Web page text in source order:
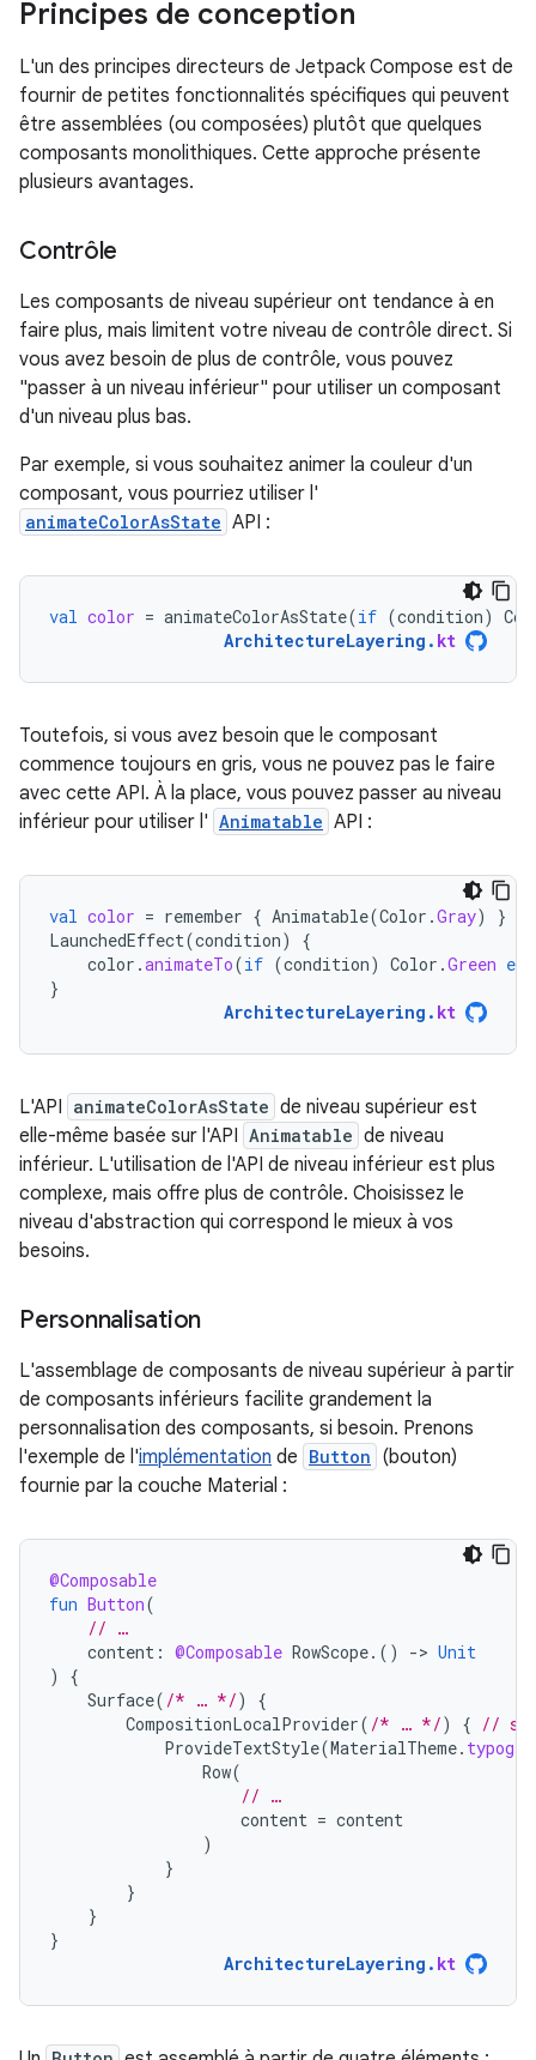
Principes de conception
L'un des principes directeurs de Jetpack Compose est de
fournir de petites fonctionnalités spécifiques qui peuvent
être assemblées (ou composées) plutôt que quelques
composants monolithiques. Cette approche présente
plusieurs avantages.
Contrôle
Les composants de niveau supérieur ont tendance à en
faire plus, mais limitent votre niveau de contrôle direct. Si
vous avez besoin de plus de contrôle, vous pouvez
"passer à un niveau inférieur" pour utiliser un composant
d'un niveau plus bas.
Par exemple, si vous souhaitez animer la couleur d'un
composant, vous pourriez utiliser l'
animateColorAsState API :
val color = animateColorAsState(if (condition)
ArchitectureLayering . kt
Toutefois, si vous avez besoin que le composant
commence toujours en gris, vous ne pouvez pas le faire
avec cette API. À la place, vous pouvez passer au niveau
inférieur pour utiliser l' Animatable API :
val color = remember { Animatable(Color .Gray)
}
LaunchedEffect(condition)
{
color .animateTo(if (condition) Color .Green
}
ArchitectureLayering . kt
L'API animateColorAsState de niveau supérieur est
elle-même basée sur l'API Animatable de niveau
inférieur. L'utilisation de l'API de niveau inférieur est plus
complexe, mais offre plus de contrôle. Choisissez le
niveau d'abstraction qui correspond le mieux à vos
besoins.
Personnalisation
L'assemblage de composants de niveau supérieur à partir
de composants inférieurs facilite grandement la
personnalisation des composants, si besoin. Prenons
l'exemple de l'implémentation de Button (bouton)
fournie par la couche Material :
@Composable
fun Button(
// …
content : @Composable RowScope.() -> Unit
)
{
Surface( /* … */)
{
CompositionLocalProvider( /* … */) { // set
ProvideTextStyle(MaterialTheme.
Row(
// …
content = content
)
}
}
}
}
ArchitectureLayering . kt